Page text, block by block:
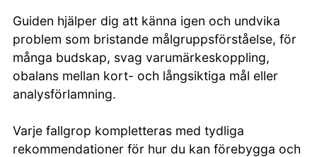
Guiden hjälper dig att känna igen och undvika
problem som bristande målgruppsförståelse, för
många budskap, svag varumärkeskoppling,
obalans mellan kort- och långsiktiga mål eller
analysförlamning.
Varje fallgrop kompletteras med tydliga
rekommendationer för hur du kan förebygga och